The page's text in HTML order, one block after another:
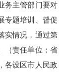
务主管部门要对
专题培训、督促
实情况，通过第
（责任单位：省
各设区市人民政